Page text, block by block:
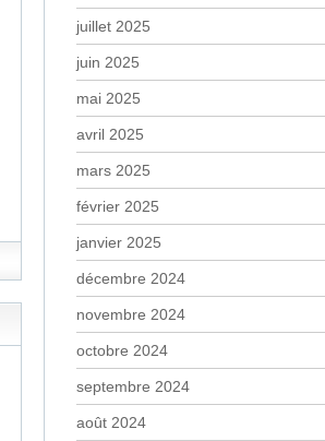
juillet 2025
juin 2025
mai 2025
avril 2025
mars 2025
février 2025
janvier 2025
décembre 2024
novembre 2024
octobre 2024
septembre 2024
août 2024